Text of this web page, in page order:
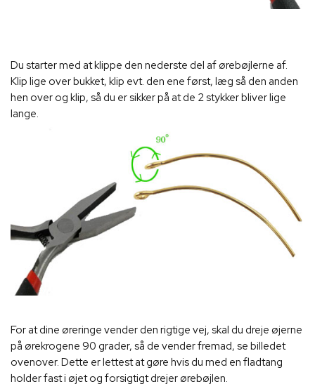
Du starter med at klippe den nederste del af ørebøjlerne af.
Klip lige over bukket, klip evt. den ene først, læg så den anden
hen over og klip, så du er sikker på at de 2 stykker bliver lige
lange.
For at dine øreringe vender den rigtige vej, skal du dreje øjerne
på ørekrogene 90 grader, så de vender fremad, se billedet
ovenover. Dette er lettest at gøre hvis du med en fladtang
holder fast i øjet og forsigtigt drejer ørebøjlen.